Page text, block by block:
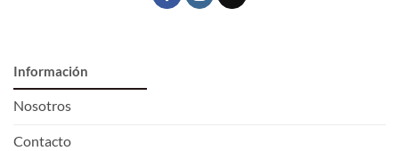
Información
Nosotros
Contacto